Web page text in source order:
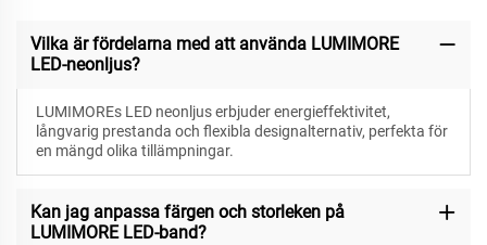
Vilka är fördelarna med att använda LUMIMORE
LED-neonljus?
LUMIMOREs LED neonljus erbjuder energieffektivitet,
långvarig prestanda och flexibla designalternativ, perfekta för
en mängd olika tillämpningar.
Kan jag anpassa färgen och storleken på
LUMIMORE LED-band?